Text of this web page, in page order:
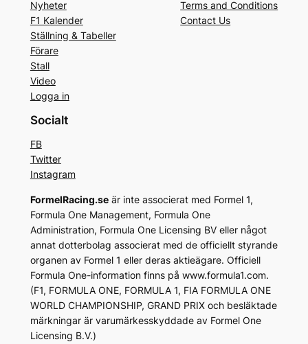
Nyheter
F1 Kalender
Ställning & Tabeller
Förare
Stall
Video
Logga in
Terms and Conditions
Contact Us
Socialt
FB
Twitter
Instagram
FormelRacing.seär inte associerat med Formel 1,
Formula One Management, Formula One
Administration, Formula One Licensing BV eller något
annat dotterbolag associerat med de officiellt styrande
organen av Formel 1 eller deras aktieägare. Officiell
Formula One-information finns på www.formula1.com.
(F1, FORMULA ONE, FORMULA 1, FIA FORMULA ONE
WORLD CHAMPIONSHIP, GRAND PRIX och besläktade
märkningar är varumärkesskyddade av Formel One
Licensing B.V.)